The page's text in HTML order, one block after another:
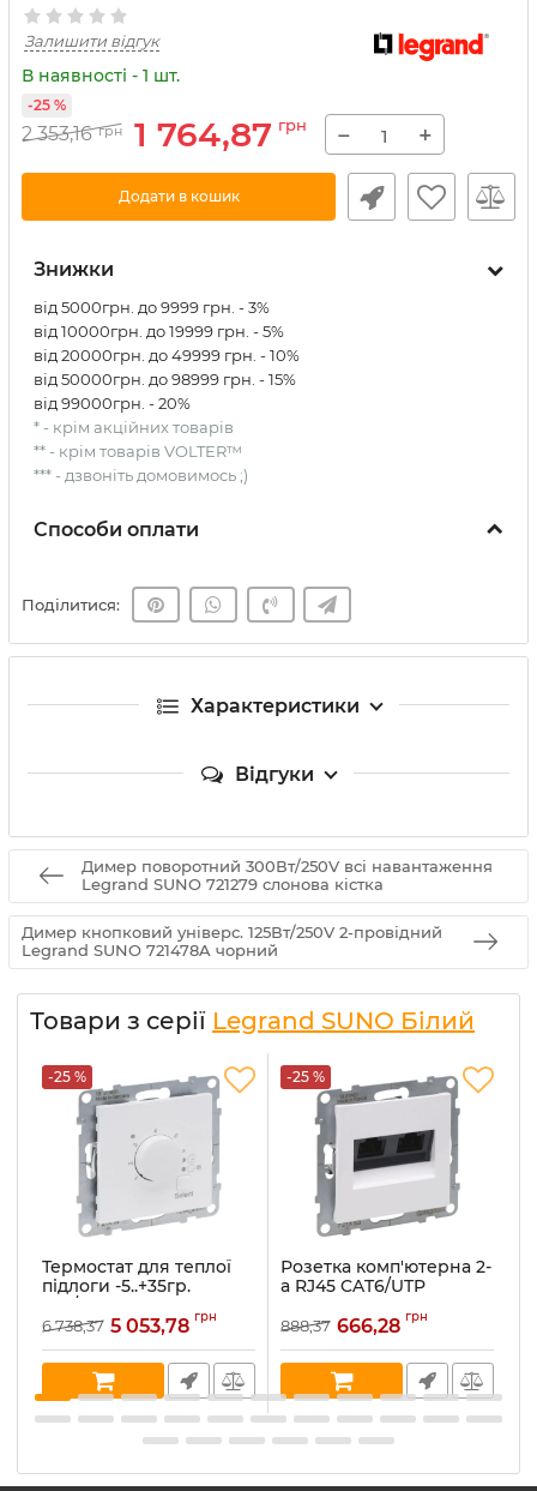
Залишити відгук
В наявності - 1 шт.
2 353,16 грн 1 764,87 грн
-25 %
− +
Додати в кошик
Знижки
від 5000грн. до 9999 грн. - 3%
від 10000грн. до 19999 грн. - 5%
від 20000грн. до 49999 грн. - 10%
від 50000грн. до 98999 грн. - 15%
від 99000грн. - 20%
* - крім акційних товарів
** - крім товарів VOLTER™
*** - дзвоніть домовимось ;)
Способи оплати
Поділитися:
Характеристики
Відгуки
Димер поворотний 300Вт/250V всі навантаження
Legrand SUNO 721279 слонова кістка
Димер кнопковий універс. 125Вт/250V 2-провідний
Legrand SUNO 721478A чорний
Товари з серії Legrand SUNO Білий
-25 %
Термостат для теплої
підлоги -5..+35гр.
16А/230VA Legrand
SUNO 721137 білий
Артикул:721137
В наявності:
6 738,37 5 053,78 грн
-25 %
Розетка комп'ютерна 2-
а RJ45 CAT6/UTP
білий
Артикул:721153
В наявності:
888,37 666,28 грн